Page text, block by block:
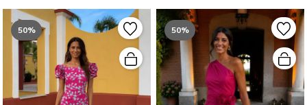
50% 50%